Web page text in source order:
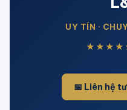
UY TÍN ·
📅 Liên hệ